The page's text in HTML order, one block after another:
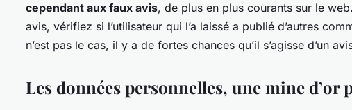
cependant aux faux avis, de plus en plus courants sur le
avis, vérifiez si l’utilisateur qui l’a laissé a publié d’autres
n’est pas le cas, il y a de fortes chances qu’il s’agisse d’un
Les données personnelles, une mine d’or